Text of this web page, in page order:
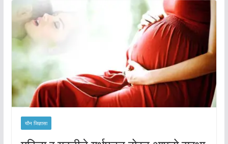
यौन जिज्ञासा